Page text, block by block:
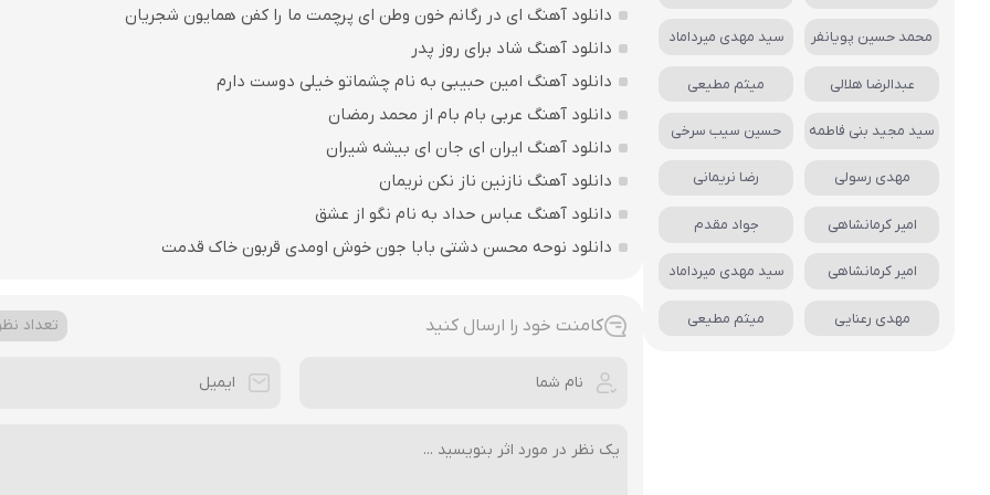
دانلود آهنگ ای در رگانم خون وطن ای پرچمت ما را کفن همایون شجریان
دانلود آهنگ شاد برای روز پدر
دانلود آهنگ امین حبیبی به نام چشماتو خیلی دوست دارم
دانلود آهنگ عربی بام بام از محمد رمضان
دانلود آهنگ ایران ای جان ای بیشه شیران
دانلود آهنگ نازنین ناز نکن نریمان
دانلود آهنگ عباس حداد به نام نگو از عشق
دانلود نوحه محسن دشتی بابا جون خوش اومدی قربون خاک قدمت
کامنت خود را ارسال کنید تعداد
محمد حسین پویانفر سید مهدی میرداماد
عبدالرضا هلالی میثم مطیعی
سید مجید بنی فاطمه حسین سیب سرخی
مهدی رسولی رضا نریمانی
امیر کرمانشاهی جواد مقدم
امیر کرمانشاهی سید مهدی میرداماد
مهدی رعنایی میثم مطیعی